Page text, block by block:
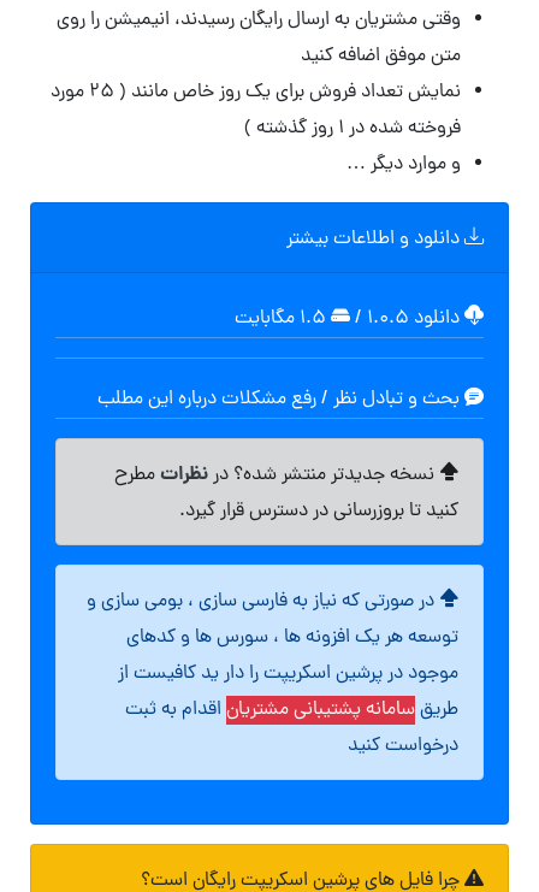
وقتی مشتریان به ارسال رایگان رسیدند، انیمیشن را روی
متن موفق اضافه کنید
نمایش تعداد فروش برای یک روز خاص مانند ( ۲۵ مورد
فروخته شده در ۱ روز گذشته )
و موارد دیگر …
دانلود و اطلاعات بیشتر
دانلود ۱.۰.۵ /
بحث و تبادل نظر / رفع مشکلات درباره این مطلب
نسخه جدیدتر منتشر شده؟ درنظراتمطرح
کنید تا بروزرسانی در دسترس قرار گیرد.
در صورتی که نیاز به فارسی سازی ، بومی سازی و
توسعه هر یک افزونه ها ، سورس ها و کدهای
موجود در پرشین اسکریپت را دار ید کافیست از
طریقسامانه پشتیبانی مشتریان اقدام به ثبت
درخواست کنید
چرا فایل های پرشین اسکریپت رایگان است؟